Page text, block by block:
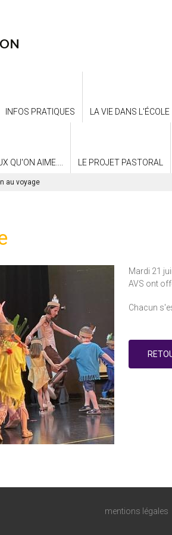
INFOS PRATIQUES LA VIE DANS L'ÉCOLE
QU'ON AIME.... LE PROJET PASTORAL
au voyage
Mardi 21
AVS ont
Chacun
mentions légales